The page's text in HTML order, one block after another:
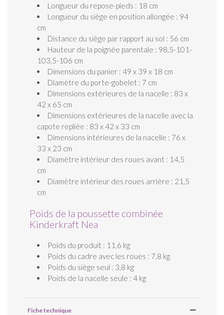
Longueur du repose-pieds : 18 cm
Longueur du siège en position allongée : 94
cm
Distance du siège par rapport au sol : 56 cm
Hauteur de la poignée parentale : 98,5-101-
103,5-106 cm
Dimensions du panier : 49 x 39 x 18 cm
Diamètre du porte-gobelet : 7 cm
Dimensions extérieures de la nacelle : 83 x
42 x 65 cm
Dimensions extérieures de la nacelle avec la
capote repliée : 83 x 42 x 33 cm
Dimensions intérieures de la nacelle : 76 x
33 x 23 cm
Diamètre intérieur des roues avant : 14,5
cm
Diamètre intérieur des roues arrière : 21,5
cm
Poids de la poussette combinée
Kinderkraft Nea
Poids du produit : 11,6 kg
Poids du cadre avec les roues : 7,8 kg
Poids du siège seul : 3,8 kg
Poids de la nacelle seule : 4 kg
Fiche technique